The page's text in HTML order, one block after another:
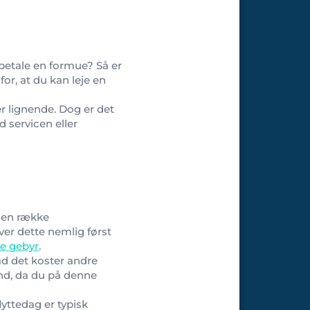
en formue? Så er
at du kan leje en
lignende. Dog er det
servicen eller
en række
dette nemlig først
gebyr.
det koster andre
da du på denne
er typisk